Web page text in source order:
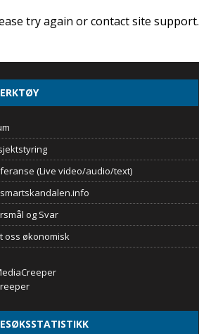
try again or contact site support.
(Live video/audio/text)
og Svar
oss økonomisk